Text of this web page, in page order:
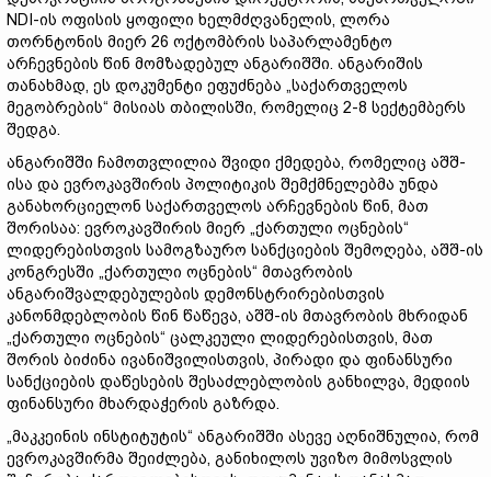
NDI-ის ოფისის ყოფილი ხელმძღვანელის, ლორა
თორნტონის მიერ 26 ოქტომბრის საპარლამენტო
არჩევნების წინ მომზადებულ ანგარიშში. ანგარიშის
თანახმად, ეს დოკუმენტი ეფუძნება „საქართველოს
მეგობრების“ მისიას თბილისში, რომელიც 2-8 სექტემბერს
შედგა.
ანგარიშში ჩამოთვლილია შვიდი ქმედება, რომელიც აშშ-
ისა და ევროკავშირის პოლიტიკის შემქმნელებმა უნდა
განახორციელონ საქართველოს არჩევნების წინ, მათ
შორისაა: ევროკავშირის მიერ „ქართული ოცნების“
ლიდერებისთვის სამოგზაურო სანქციების შემოღება, აშშ-ის
კონგრესში „ქართული ოცნების“ მთავრობის
ანგარიშვალდებულების დემონსტრირებისთვის
კანონმდებლობის წინ წაწევა, აშშ-ის მთავრობის მხრიდან
„ქართული ოცნების“ ცალკეული ლიდერებისთვის, მათ
შორის ბიძინა ივანიშვილისთვის, პირადი და ფინანსური
სანქციების დაწესების შესაძლებლობის განხილვა, მედიის
ფინანსური მხარდაჭერის გაზრდა.
„მაკკეინის ინსტიტუტის“ ანგარიშში ასევე აღნიშნულია, რომ
ევროკავშირმა შეიძლება, განიხილოს უვიზო მიმოსვლის